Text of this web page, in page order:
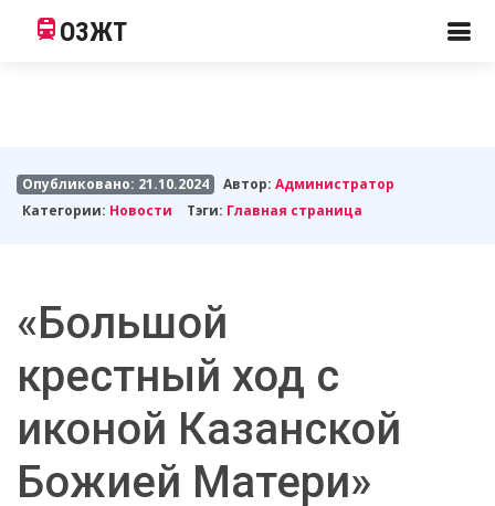
ОЗЖТ
Опубликовано: 21.10.2024 Автор:Администратор
Категории: Новости Тэги: Главная страница
«Большой
крестный ход с
иконой Казанской
Божией Матери»